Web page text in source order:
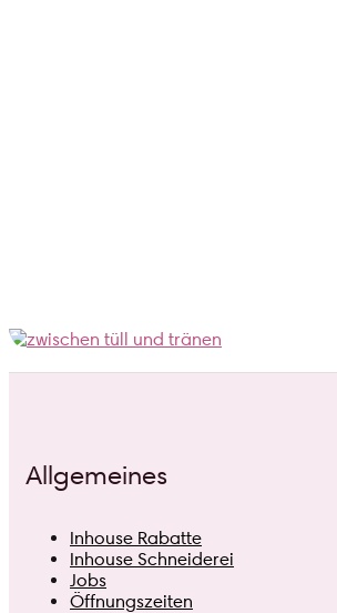
Allgemeines
Inhouse Rabatte
Inhouse Schneiderei
Jobs
Öffnungszeiten